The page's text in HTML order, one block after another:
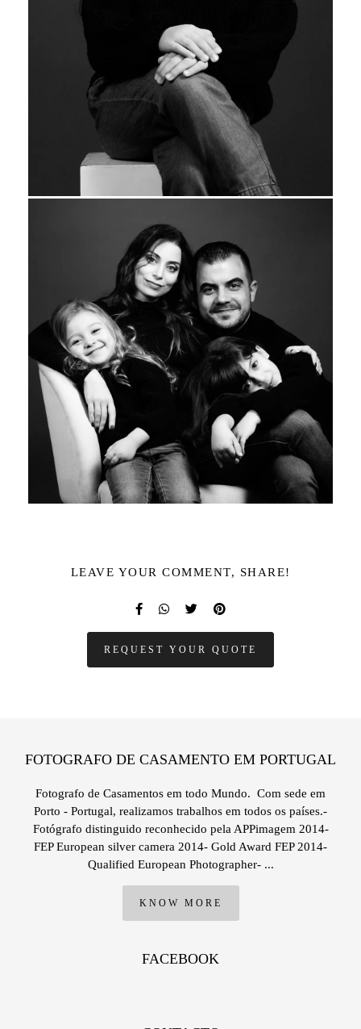
LEAVE YOUR COMMENT, SHARE!
REQUEST YOUR QUOTE
FOTOGRAFO DE CASAMENTO EM PORTUGAL
Fotografo de Casamentos em todo Mundo. Com sede em
Porto - Portugal, realizamos trabalhos em todos os países.-
Fotógrafo distinguido reconhecido pela APPimagem 2014-
FEP European silver camera 2014- Gold Award FEP 2014-
Qualified European Photographer- ...
KNOW MORE
FACEBOOK